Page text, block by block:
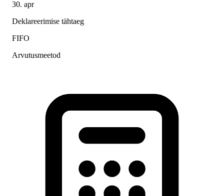
30. apr
Deklareerimise tähtaeg
FIFO
Arvutusmeetod